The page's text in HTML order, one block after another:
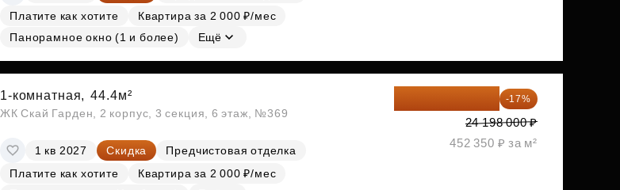
Платите как хотите
Квартира за 2 000 ₽/мес
Панорамное окно (1 и более)
Ещё
1-комнатная, 44.4м²
ЖК Скай Гарден, 2 корпус, 3 секция, 6 этаж, №369
1 кв 2027 Скидка
Предчистовая отделка
Платите как хотите
Квартира за 2 000 ₽/мес
-17%
24 198 000 ₽
452 350 ₽ за м²